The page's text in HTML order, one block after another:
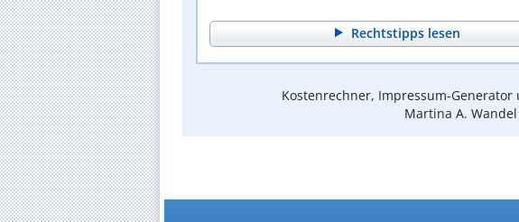
Rechtstipps lesen
Kostenrechner, Impressum-
Martina A.